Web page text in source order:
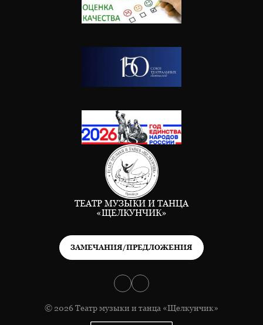
ТЕАТР МУЗЫКИ И ТАНЦА
«ЩЕЛКУНЧИК»
ЗАМЕЧАНИЯ/ПРЕДЛОЖЕНИЯ
© 2026 Театр музыки и танца «Щелкунчик»